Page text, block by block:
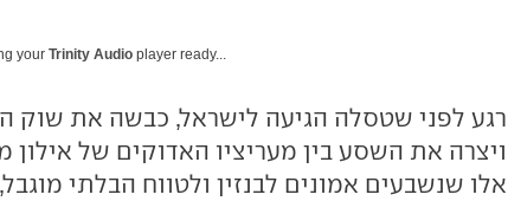
yourTrinity Audio player ready...
רגע לפני שטסלה הגיעה לישראל, כבשה את שוק
ויצרה את השסע בין מעריציו האדוקים של אילון
אלו שנשבעים אמונים לבנזין ולטווח הבלתי